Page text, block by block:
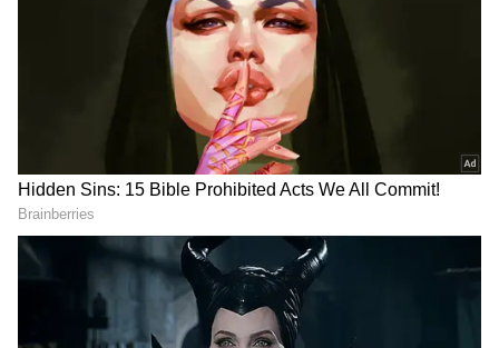
ஒன்னு அவன் இருக்கனும்... இல்ல நான்
இருக்கனும்! பிரதீப்பால் பிக்பாஸில்
இருந்து வெளியேற முடிவெடுத்த
ஏசியாநெட் தமிழ்-ஐ உங்கள் முதன்மைத்
தேர்வாக்குங்கள்